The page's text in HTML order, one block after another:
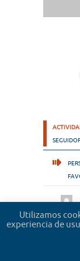
Utilizamos
experiencia de